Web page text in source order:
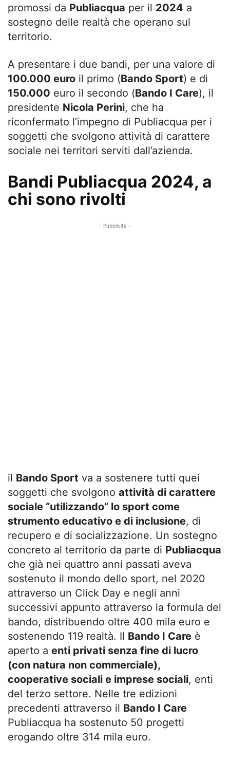
promossi da Publiacqua per il 2024 a
sostegno delle realtà che operano sul
territorio.
A presentare i due bandi, per una valore di
100.000 euro il primo (Bando Sport) e di
150.000 euro il secondo (Bando I Care), il
presidente Nicola Perini, che ha
riconfermato l’impegno di Publiacqua per i
soggetti che svolgono attività di carattere
sociale nei territori serviti dall’azienda.
Bandi Publiacqua 2024, a
chi sono rivolti
- Pubblicità -
il Bando Sport va a sostenere tutti quei
soggetti che svolgono attività di carattere
sociale “utilizzando” lo sport come
strumento educativo e di inclusione, di
recupero e di socializzazione. Un sostegno
concreto al territorio da parte di Publiacqua
che già nei quattro anni passati aveva
sostenuto il mondo dello sport, nel 2020
attraverso un Click Day e negli anni
successivi appunto attraverso la formula del
bando, distribuendo oltre 400 mila euro e
sostenendo 119 realtà. Il Bando I Care è
aperto a enti privati senza fine di lucro
(con natura non commerciale),
cooperative sociali e imprese sociali, enti
del terzo settore. Nelle tre edizioni
precedenti attraverso il Bando I Care
Publiacqua ha sostenuto 50 progetti
erogando oltre 314 mila euro.